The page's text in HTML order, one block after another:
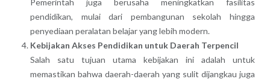
Pemerintah juga berusaha meningkatkan fasilitas
pendidikan, mulai dari pembangunan sekolah hingga
penyediaan peralatan belajar yang lebih modern.
Kebijakan Akses Pendidikan untuk Daerah Terpencil
Salah satu tujuan utama kebijakan ini adalah untuk
memastikan bahwa daerah-daerah yang sulit dijangkau juga